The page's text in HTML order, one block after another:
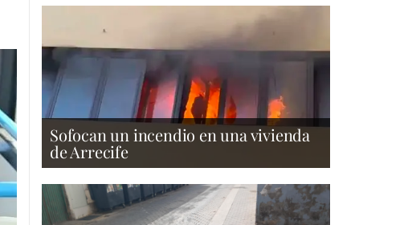
Sofocan un incendio en una vivienda
de Arrecife